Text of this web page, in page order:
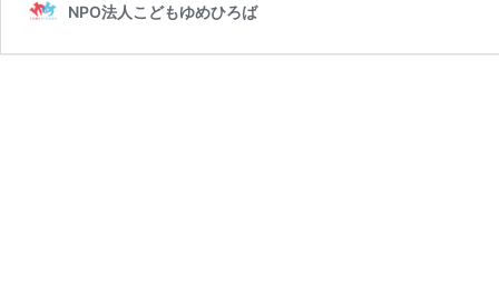
NPO法人こどもゆめひろば